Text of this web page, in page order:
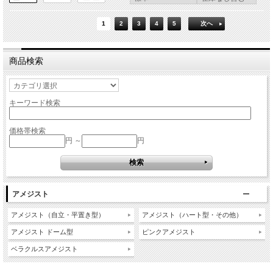
1 2 3 4 5 次へ
商品検索
キーワード検索
価格帯検索
円 ～
円
アメジスト
アメジスト（自立・平置き型）
アメジスト ドーム型
ベラクルスアメジスト
アメジスト（ハート型・その他）
ピンクアメジスト